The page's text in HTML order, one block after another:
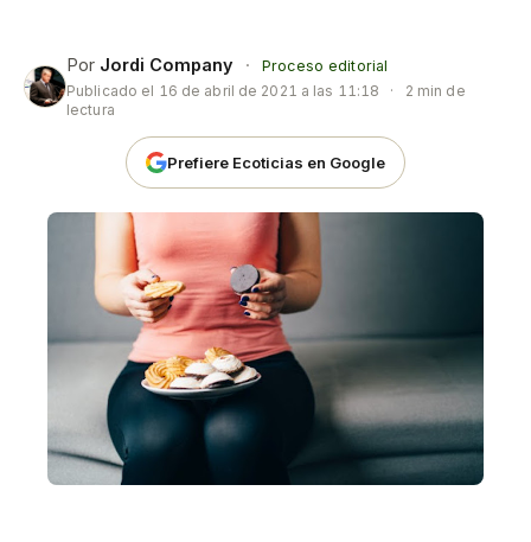
Por Jordi Company ·
Proceso editorial
Publicado el 16 de abril de 2021 a las 11:18 ·
2 min de
lectura
Prefiere Ecoticias en Google